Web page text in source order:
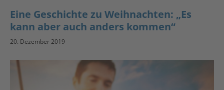
Eine Geschichte zu Weihnachten: „Es
kann aber auch anders kommen“
20. Dezember 2019